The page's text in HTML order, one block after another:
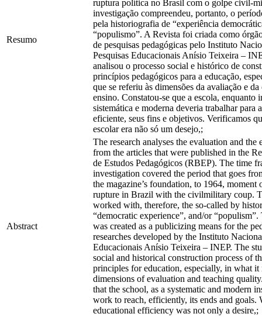
Resumo
ruptura política no Brasil com o golpe civil-
investigação compreendeu, portanto, o
pela historiografia de “experiência
“populismo”. A Revista foi criada como
de pesquisas pedagógicas pelo Instituto
Pesquisas Educacionais Anísio Teixeira –
analisou o processo social e histórico de
princípios pedagógicos para a educação,
que se referiu às dimensões da avaliação e
ensino. Constatou-se que a escola, enquanto
sistemática e moderna deveria trabalhar para
eficiente, seus fins e objetivos. Verificamos
escolar era não só um desejo,;
Abstract
The research analyses the evaluation and the
from the articles that were published in the
de Estudos Pedagógicos (RBEP). The time
investigation covered the period that goes
the magazine’s foundation, to 1964, moment
rupture in Brazil with the civilmilitary coup.
worked with, therefore, the so-called by
“democratic experience”, and/or
was created as a publicizing means for the
researches developed by the Instituto
Educacionais Anísio Teixeira – INEP. The
social and historical construction process of
principles for education, especially, in what it
dimensions of evaluation and teaching
that the school, as a systematic and modern
work to reach, efficiently, its ends and goals.
educational efficiency was not only a desire,;